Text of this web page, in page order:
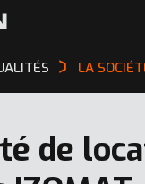
LA SOCIÉTÉ DE LOCATION D’ENGINS IZOMAT DÉVELOPPE
de